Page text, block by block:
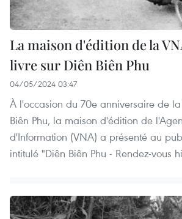
La maison d'édition de la
livre sur Diên Biên Phu
04/05/2024 03:47
À l'occasion du 70e anniversaire de
Biên Phu, la maison d'édition de
d'Information (VNA) a présenté au
intitulé "Diên Biên Phu - Rendez-vous